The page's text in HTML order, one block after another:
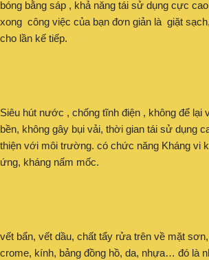
bóng bằng sáp , khả năng tái sử dụng cực
xong công việc của bạn đơn giản là giặt
cho lần kế tiếp.
Siêu hút nước , chống tĩnh điện , không để lại
bền, không gây bụi vải, thời gian tái sử dụng
thiện với môi trường. có chức năng Kháng vi
ứng, kháng nấm mốc.
vết bẩn, vết dầu, chất tẩy rửa trên về mặt
crome, kính, bảng đồng hồ, da, nhựa… đó là